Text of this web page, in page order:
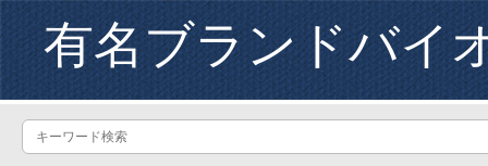
有名ブランドバイ